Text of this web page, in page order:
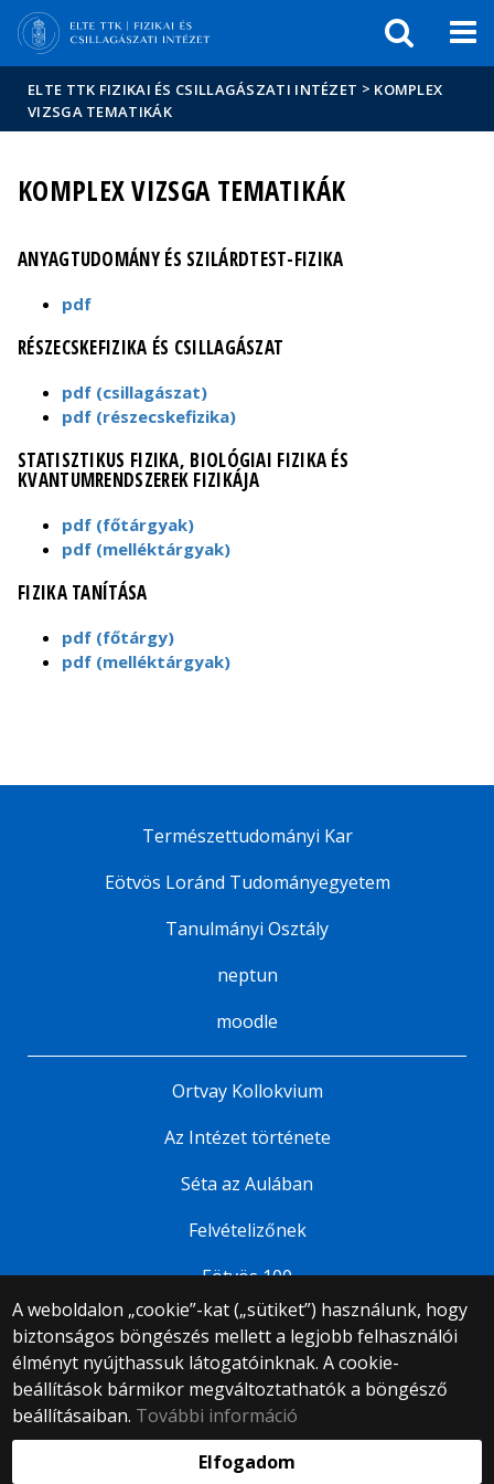
Események
sajtóban
ELTE TTK FIZIKAI ÉS CSILLAGÁSZATI INTÉZET > KOMPLEX
VIZSGA TEMATIKÁK
KOMPLEX VIZSGA TEMATIKÁK
ANYAGTUDOMÁNY ÉS SZILÁRDTEST-FIZIKA
pdf
RÉSZECSKEFIZIKA ÉS CSILLAGÁSZAT
pdf (csillagászat)
pdf (részecskefizika)
STATISZTIKUS FIZIKA, BIOLÓGIAI FIZIKA ÉS
KVANTUMRENDSZEREK FIZIKÁJA
pdf (főtárgyak)
pdf (melléktárgyak)
FIZIKA TANÍTÁSA
pdf (főtárgy)
pdf (melléktárgyak)
A weboldalon „cookie”-kat („sütiket”) használunk, hogy
biztonságos böngészés mellett a legjobb felhasználói
élményt nyújthassuk látogatóinknak. A cookie-
beállítások bármikor megváltoztathatók a böngésző
beállításaiban. További információ
Elfogadom
Természettudományi Kar
Eötvös Loránd Tudományegyetem
Tanulmányi Osztály
neptun
moodle
Ortvay Kollokvium
Az Intézet története
Séta az Aulában
Felvételizőnek
Eötvös 100
© 2025 Eötvös Loránd Tudományegyetem
Minden jog fenntartva.
1053 Budapest, Egyetem tér 1–3.
Központi telefonszám: +36 1 411 6500
Webfejlesztés: